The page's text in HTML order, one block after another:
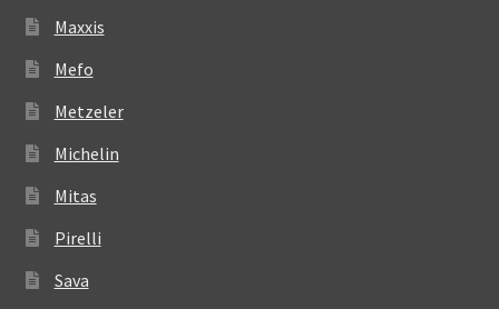
Maxxis
Mefo
Metzeler
Michelin
Mitas
Pirelli
Sava